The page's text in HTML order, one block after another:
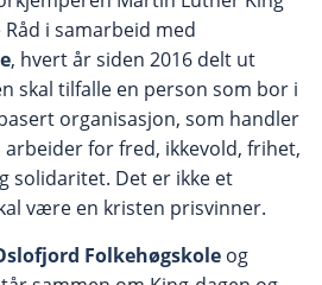
i samarbeid med
, hvert år siden 2016 delt ut
skal tilfalle en person som bor i
organisasjon, som handler
arbeider for fred, ikkevold, frihet,
solidaritet. Det er ikke et
være en kristen prisvinner.
Folkehøgskole og